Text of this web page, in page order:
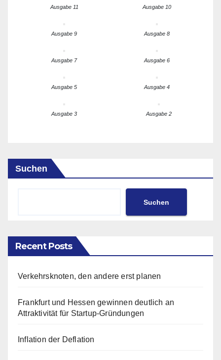
Ausgabe 11 Ausgabe 10
Ausgabe 9 Ausgabe 8
Ausgabe 7 Ausgabe 6
Ausgabe 5 Ausgabe 4
Ausgabe 3 Ausgabe 2
Suchen
Suchen
Recent Posts
Verkehrsknoten, den andere erst planen
Frankfurt und Hessen gewinnen deutlich an
Attraktivität für Startup-Gründungen
Inflation der Deflation